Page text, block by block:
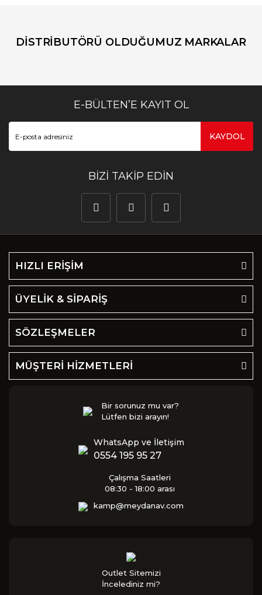
DİSTRİBUTÖRÜ OLDUĞUMUZ MARKALAR
E-BÜLTEN’E KAYIT OL
KAYDOL
BİZİ TAKİP EDİN
HIZLI ERİŞİM
ÜYELİK & SİPARİŞ
SÖZLEŞMELER
MÜŞTERİ HİZMETLERİ
Bir sorunuz mu var?
Lütfen bizi arayın!
WhatsApp ve İletişim
0554 195 95 27
Çalışma Saatleri
08:30 - 18:00 arası
kamp@meydanav.com
Outlet Sitemizi
İncelediniz mi?